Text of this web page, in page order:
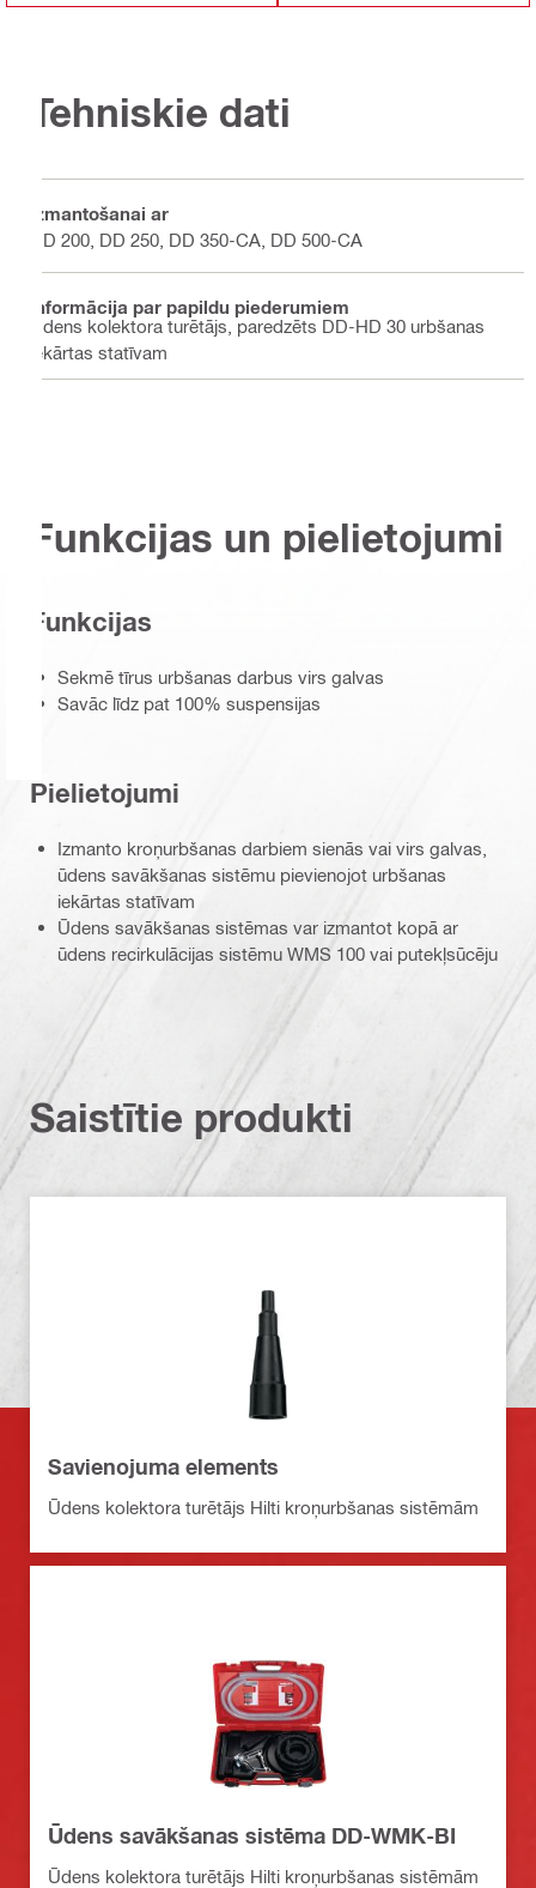
Tehniskie dati
Izmantošanai ar
DD 200, DD 250, DD 350-CA, DD 500-CA
Informācija par papildu piederumiem
Ūdens kolektora turētājs, paredzēts DD-HD 30 urbšanas
iekārtas statīvam
Funkcijas un pielietojumi
Funkcijas
Sekmē tīrus urbšanas darbus virs galvas
Savāc līdz pat 100% suspensijas
Pielietojumi
Izmanto kroņurbšanas darbiem sienās vai virs galvas,
ūdens savākšanas sistēmu pievienojot urbšanas
iekārtas statīvam
Ūdens savākšanas sistēmas var izmantot kopā ar
ūdens recirkulācijas sistēmu WMS 100 vai putekļsūcēju
Saistītie produkti
Savienojuma elements
Ūdens kolektora turētājs Hilti kroņurbšanas sistēmām
Ūdens savākšanas sistēma DD-WMK-BI
Ūdens kolektora turētājs Hilti kroņurbšanas sistēmām